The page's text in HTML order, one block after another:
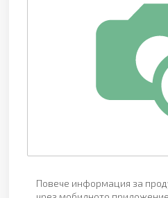
Повече информация за